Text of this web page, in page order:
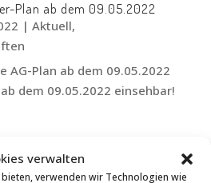
verwalten
verwenden wir Technologien wie
Plan ab dem 09.05.2022
| Aktuell,
AG-Plan ab dem 09.05.2022
dem 09.05.2022 einsehbar!